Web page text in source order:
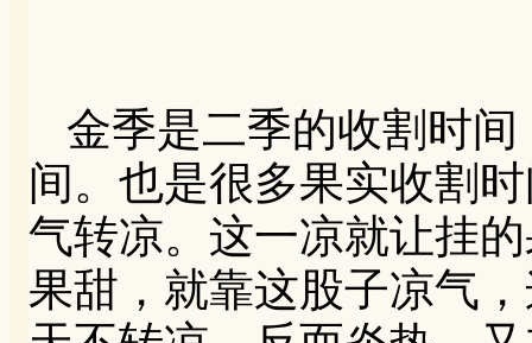
金季是二季的收割时
间。也是很多果实收割
气转凉。这一凉就让挂
果甜，就靠这股子凉气